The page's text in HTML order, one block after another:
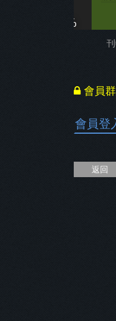
0%
會員
會員登
返回